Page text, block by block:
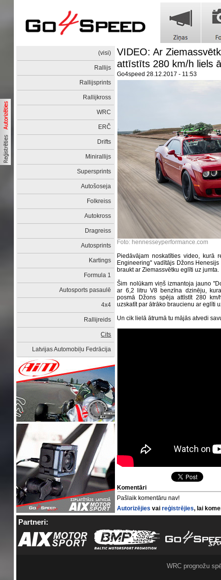
(visi)
Rallijs
Rallijsprints
Rallijkross
WRC
ERČ
Drifts
Minirallijs
Supersprints
Autošoseja
Folkreiss
Autokross
Dragreiss
Autosprints
Kartings
Formula 1
Autosports pasaulē
4x4
Rallijreids
Cits
Latvijas Automobiļu Fedrācija
VIDEO: Ar
attīstīts 280 km/h liels
Go4speed 28.12.2017 - 11:53
Foto: hennesseyperformance.com
Piedāvājam noskatīties video, kurā
Engineering'' vadītājs Džons
braukt ar Ziemassvētku eglīti uz jumta.
Šim nolūkam viņš izmantoja jauno
ar 6,2 litru V8 benzīna dzinēju,
posmā Džons spēja attīstīt 280
uzskatīt par ātrāko braucienu ar eglīti
Un cik lielā ātrumā tu mājās atvedi
Komentāri
Pašlaik komentāru nav!
Autorizējies vaireģistrējies, lai
Partneri:
WRC prognožu